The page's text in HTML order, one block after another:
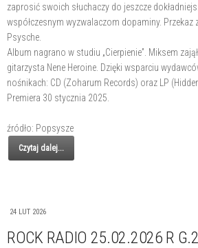
zaprosić swoich słuchaczy do jeszcze
współczesnym wyzwalaczom dopaminy. Przekaz
Psysche.
Album nagrano w studiu „Cierpienie”. Miksem
gitarzysta Nene Heroine. Dzięki wsparciu
nośnikach: CD (Zoharum Records) oraz LP
Premiera 30 stycznia 2025.
źródło: Popsysze
Czytaj dalej...
24 LUT 2026
ROCK RADIO 25.02.2026 R